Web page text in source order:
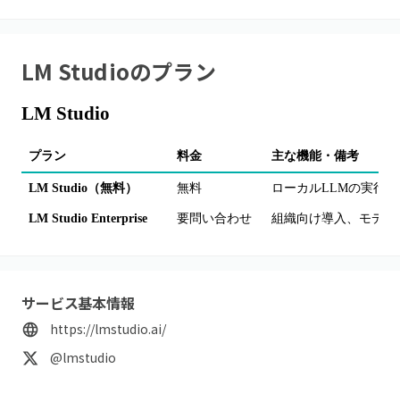
LM Studioのプラン
LM Studio
プラン 料金 主な機能・備考
LM Studio（無料） 無料 ローカルLLMの実行
LM Studio Enterprise 要問い合わせ 組織向け導入、モデ
サービス基本情報
https://lmstudio.ai/
@lmstudio